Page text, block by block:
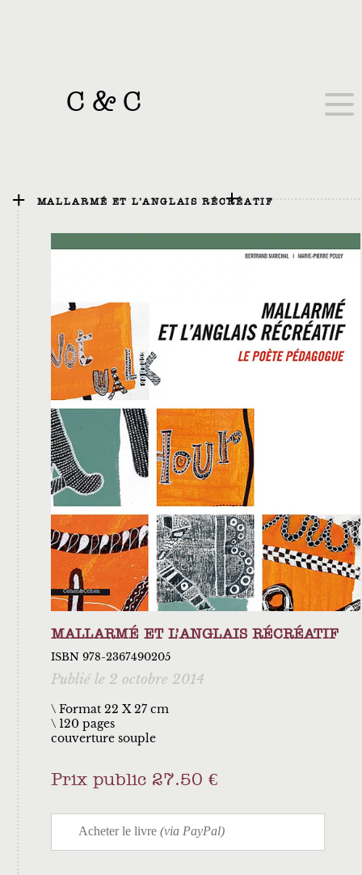
C &C
MALLARMÉ ET L’ANGLAIS RÉCRÉATIF
MALLARMÉ ET L’ANGLAIS RÉCRÉATIF
ISBN 978-2367490205
Publié le 2 octobre 2014
\ Format 22 X 27 cm
120 pages
couverture souple
Prix public 27.50 €